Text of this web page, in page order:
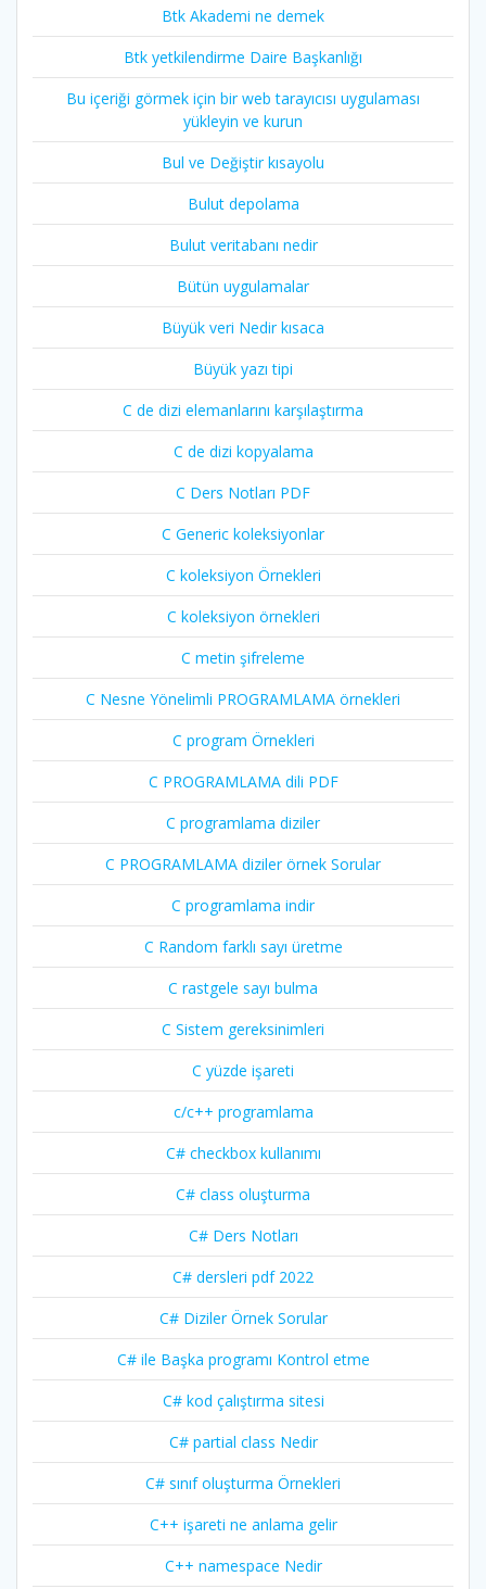
Btk Akademi ne demek
Btk yetkilendirme Daire Başkanlığı
Bu içeriği görmek için bir web tarayıcısı uygulaması
yükleyin ve kurun
Bul ve Değiştir kısayolu
Bulut depolama
Bulut veritabanı nedir
Bütün uygulamalar
Büyük veri Nedir kısaca
Büyük yazı tipi
C de dizi elemanlarını karşılaştırma
C de dizi kopyalama
C Ders Notları PDF
C Generic koleksiyonlar
C koleksiyon Örnekleri
C koleksiyon örnekleri
C metin şifreleme
C Nesne Yönelimli PROGRAMLAMA örnekleri
C program Örnekleri
C PROGRAMLAMA dili PDF
C programlama diziler
C PROGRAMLAMA diziler örnek Sorular
C programlama indir
C Random farklı sayı üretme
C rastgele sayı bulma
C Sistem gereksinimleri
C yüzde işareti
c/c++ programlama
C# checkbox kullanımı
C# class oluşturma
C# Ders Notları
C# dersleri pdf 2022
C# Diziler Örnek Sorular
C# ile Başka programı Kontrol etme
C# kod çalıştırma sitesi
C# partial class Nedir
C# sınıf oluşturma Örnekleri
C++ işareti ne anlama gelir
C++ namespace Nedir